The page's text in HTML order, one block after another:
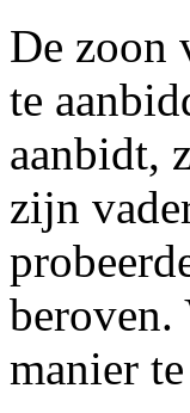
De zoon
te
aanbidt,
zijn
beroven.
manier